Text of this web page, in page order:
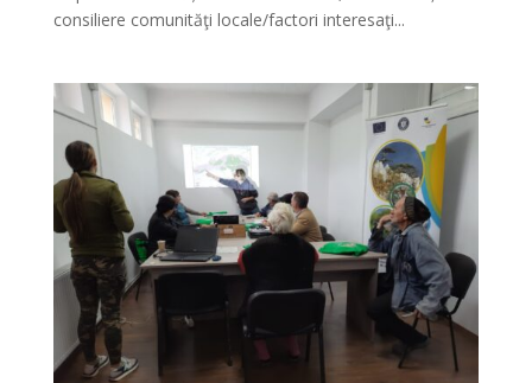
consiliere comunităţi locale/factori interesaţi...